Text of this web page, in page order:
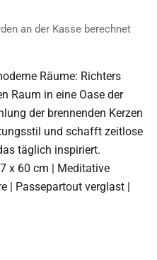
an der Kasse berechnet
Räume: Richters
Raum in eine Oase der
der brennenden Kerzen
und schafft zeitlose
täglich inspiriert.
x 60 cm | Meditative
| Passepartout verglast |